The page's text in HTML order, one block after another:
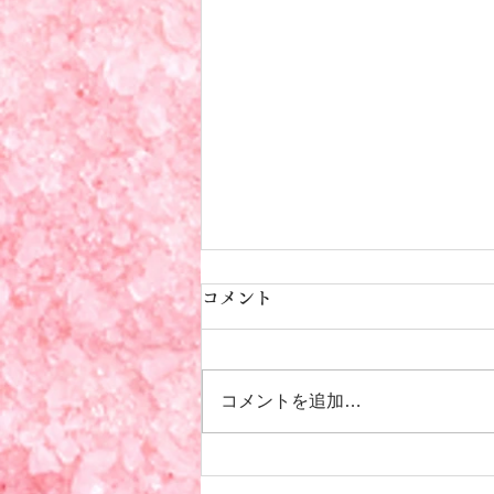
傷ついた者同士が傷つけ合わ
ないために ― 宗教2世と人間
関係、そして回復の必要性
から、多くの人は信仰や家庭環境
の問題を思い浮かべるかもしれま
コメント
コメントを追加…